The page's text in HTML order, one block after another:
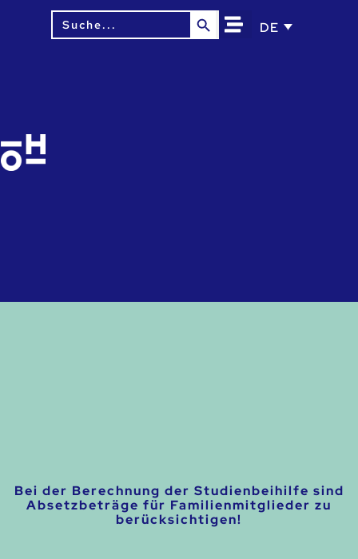
Search
for:
Search Button
DE
Bei der Berechnung der Studienbeihilfe sind
Absetzbeträge für Familienmitglieder zu
berücksichtigen!